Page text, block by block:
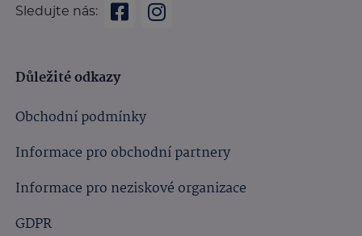
Sledujte nás:
Důležité odkazy
Obchodní podmínky
Informace pro obchodní partnery
Informace pro neziskové organizace
GDPR